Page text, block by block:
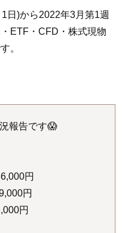
日)から2022年3月第1週
ETF・CFD・株式現物
。
報告です😱
円
円
円